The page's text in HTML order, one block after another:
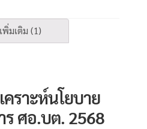
เพิ่มเติม (1)
ราะห์นโยบาย
ศอ.บต. 2568